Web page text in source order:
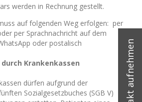
werden in Rechnung gestellt.
auf folgenden Weg erfolgen: per
per Sprachnachricht auf dem
oder postalisch
Krankenkassen
dürfen aufgrund der
Sozialgesetzbuches (SGB V)